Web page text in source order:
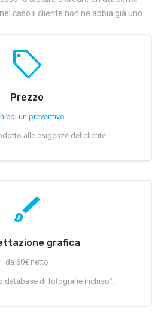
caso il cliente non ne abbia già uno.
sell
Prezzo
un preventivo
alle esigenze del cliente.
brush
grafica
da 60€ netto
database di fotografie incluso*.